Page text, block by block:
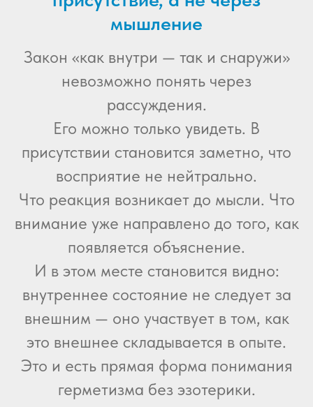
мышление
Закон «как внутри — так и снаружи»
невозможно понять через
рассуждения.
Его можно только увидеть. В
присутствии становится заметно, что
восприятие не нейтрально.
Что реакция возникает до мысли. Что
внимание уже направлено до того, как
появляется объяснение.
И в этом месте становится видно:
внутреннее состояние не следует за
внешним — оно участвует в том, как
это внешнее складывается в опыте.
Это и есть прямая форма понимания
герметизма без эзотерики.